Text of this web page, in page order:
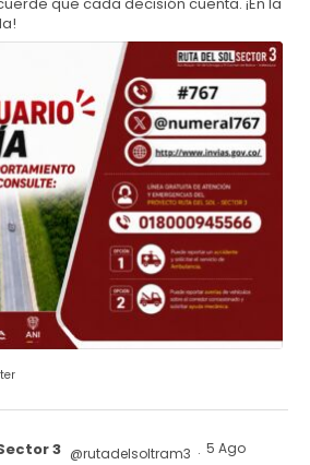
que cada decisión cuenta. ¡En la
3 @rutadelsoltram3 · 5 Ago